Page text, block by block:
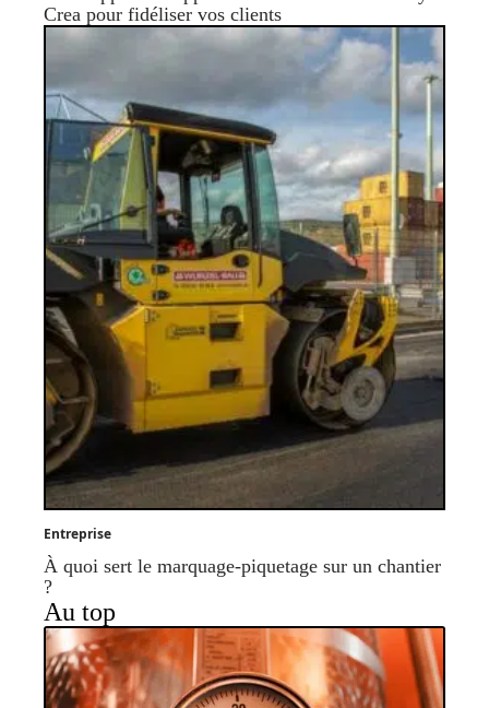
Crea pour fidéliser vos clients
Entreprise
À quoi sert le marquage-piquetage sur un chantier
?
Au top